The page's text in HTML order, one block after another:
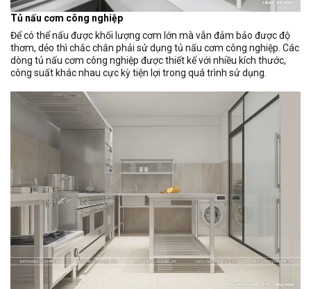
Tủ nấu cơm công nghiệp
Để có thể nấu được khối lượng cơm lớn mà vẫn đảm bảo được độ
thơm, dẻo thì chắc chắn phải sử dụng tủ nấu cơm công nghiệp. Các
dòng tủ nấu cơm công nghiệp được thiết kế với nhiều kích thước,
công suất khác nhau cực kỳ tiện lợi trong quá trình sử dụng.